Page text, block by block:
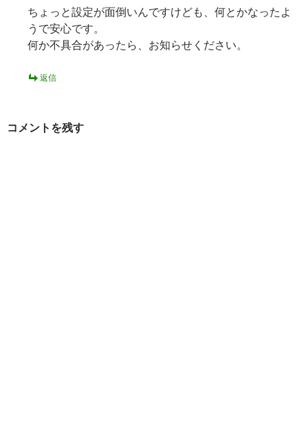
ちょっと設定が面倒いんですけども、何とかなったよ
うで安心です。
何か不具合があったら、お知らせください。
返信
コメントを残す